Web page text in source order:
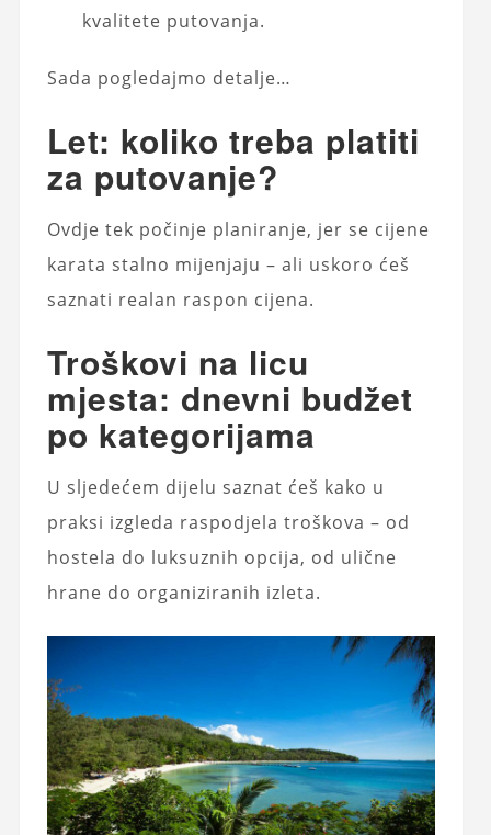
kvalitete putovanja.
Sada pogledajmo detalje…
Let: koliko treba platiti
za putovanje?
Ovdje tek počinje planiranje, jer se cijene
karata stalno mijenjaju – ali uskoro ćeš
saznati realan raspon cijena.
Troškovi na licu
mjesta: dnevni budžet
po kategorijama
U sljedećem dijelu saznat ćeš kako u
praksi izgleda raspodjela troškova – od
hostela do luksuznih opcija, od ulične
hrane do organiziranih izleta.